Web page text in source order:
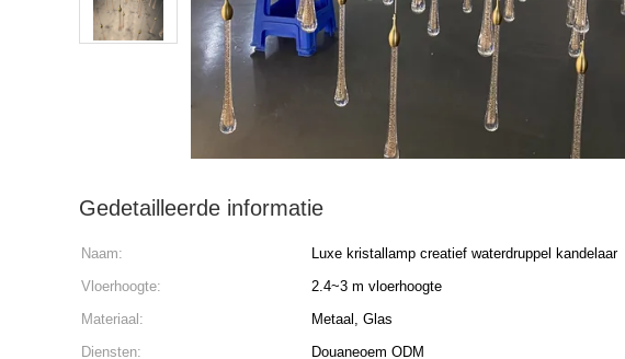
Gedetailleerde informatie
Naam: Luxe kristallamp creatief waterdruppel kandelaar
Vloerhoogte:
2.4~3 m vloerhoogte
Materiaal:
Metaal, Glas
Diensten:
Douaneoem ODM